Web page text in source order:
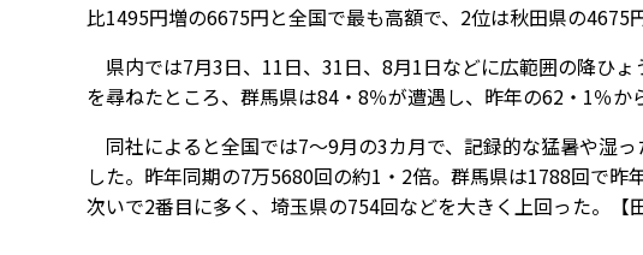
比1495円増の6675円と全国で最も高額で、2位は秋田県の4675
県内では7月3日、11日、31日、8月1日などに広範囲の降ひ
を尋ねたところ、群馬県は84・8％が遭遇し、昨年の62・1％か
同社によると全国では7～9月の3カ月で、記録的な猛暑や湿
した。昨年同期の7万5680回の約1・2倍。群馬県は1788回で
次いで2番目に多く、埼玉県の754回などを大きく上回った。【